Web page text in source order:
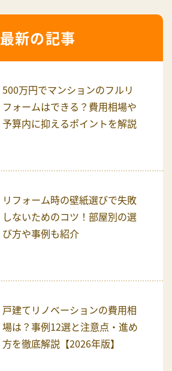
最新の記事
500万円でマンションのフルリ
フォームはできる？費用相場や
予算内に抑えるポイントを解説
リフォーム時の壁紙選びで失敗
しないためのコツ！部屋別の選
び方や事例も紹介
戸建てリノベーションの費用相
場は？事例12選と注意点・進め
方を徹底解説【2026年版】